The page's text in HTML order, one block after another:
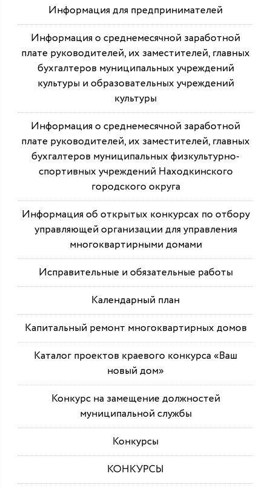
Информация для предпринимателей
Информация о среднемесячной заработной
плате руководителей, их заместителей, главных
бухгалтеров муниципальных учреждений
культуры и образовательных учреждений
культуры
Информация о среднемесячной заработной
плате руководителей, их заместителей, главных
бухгалтеров муниципальных физкультурно-
спортивных учреждений Находкинского
городского округа
Информация об открытых конкурсах по отбору
управляющей организации для управления
многоквартирными домами
Исправительные и обязательные работы
Календарный план
Капитальный ремонт многоквартирных домов
Каталог проектов краевого конкурса «Ваш
новый дом»
Конкурс на замещение должностей
муниципальной службы
Конкурсы
КОНКУРСЫ